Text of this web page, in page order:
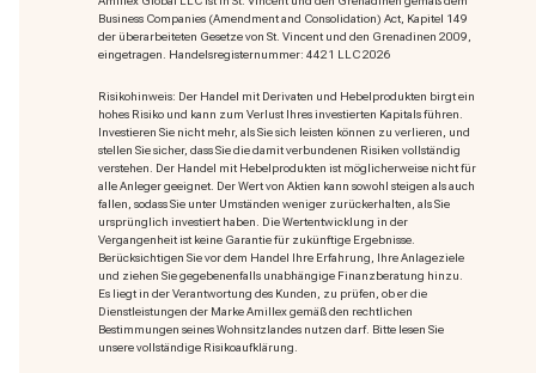
Business Companies (Amendment and Consolidation) Act, Kapitel 149
der überarbeiteten Gesetze von St. Vincent und den Grenadinen 2009,
eingetragen. Handelsregisternummer: 4421 LLC 2026
Risikohinweis: Der Handel mit Derivaten und Hebelprodukten birgt ein
hohes Risiko und kann zum Verlust Ihres investierten Kapitals führen.
Investieren Sie nicht mehr, als Sie sich leisten können zu verlieren, und
stellen Sie sicher, dass Sie die damit verbundenen Risiken vollständig
verstehen. Der Handel mit Hebelprodukten ist möglicherweise nicht für
alle Anleger geeignet. Der Wert von Aktien kann sowohl steigen als auch
fallen, sodass Sie unter Umständen weniger zurückerhalten, als Sie
ursprünglich investiert haben. Die Wertentwicklung in der
Vergangenheit ist keine Garantie für zukünftige Ergebnisse.
Berücksichtigen Sie vor dem Handel Ihre Erfahrung, Ihre Anlageziele
und ziehen Sie gegebenenfalls unabhängige Finanzberatung hinzu.
Es liegt in der Verantwortung des Kunden, zu prüfen, ob er die
Dienstleistungen der Marke Amillex gemäß den rechtlichen
Bestimmungen seines Wohnsitzlandes nutzen darf. Bitte lesen Sie
unsere vollständige Risikoaufklärung.